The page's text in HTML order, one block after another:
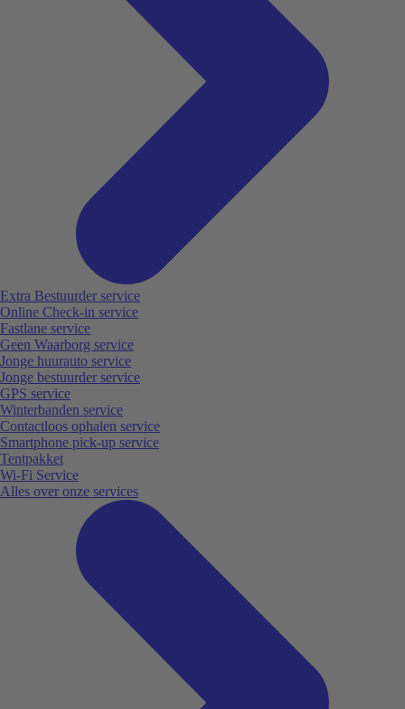
Extra Bestuurder service
Online Check-in service
Fastlane service
Geen Waarborg service
Jonge huurauto service
Jonge bestuurder service
GPS service
Winterbanden service
Contactloos ophalen service
Smartphone pick-up service
Tentpakket
Wi-Fi Service
Alles over onze services